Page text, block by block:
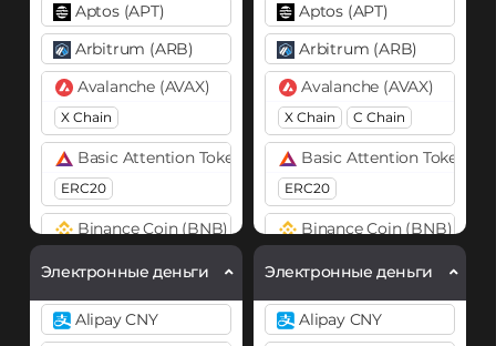
Aptos (APT)
Arbitrum (ARB)
Avalanche (AVAX)
X Chain
Basic Attention Token (BAT)
ERC20
Binance Coin (BNB)
Bitcoin (BTC)
BTC BEP20
Электронные деньги
Alipay CNY
Aptos (APT)
Arbitrum (ARB)
Avalanche (AVAX)
X Chain C Chain
Basic Attention Token
ERC20
Binance Coin (BNB)
Bitcoin (BTC)
BTC BEP20
Электронные деньги
Alipay CNY